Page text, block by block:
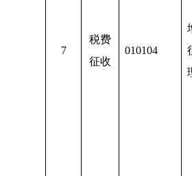
7
税费
征收
010104